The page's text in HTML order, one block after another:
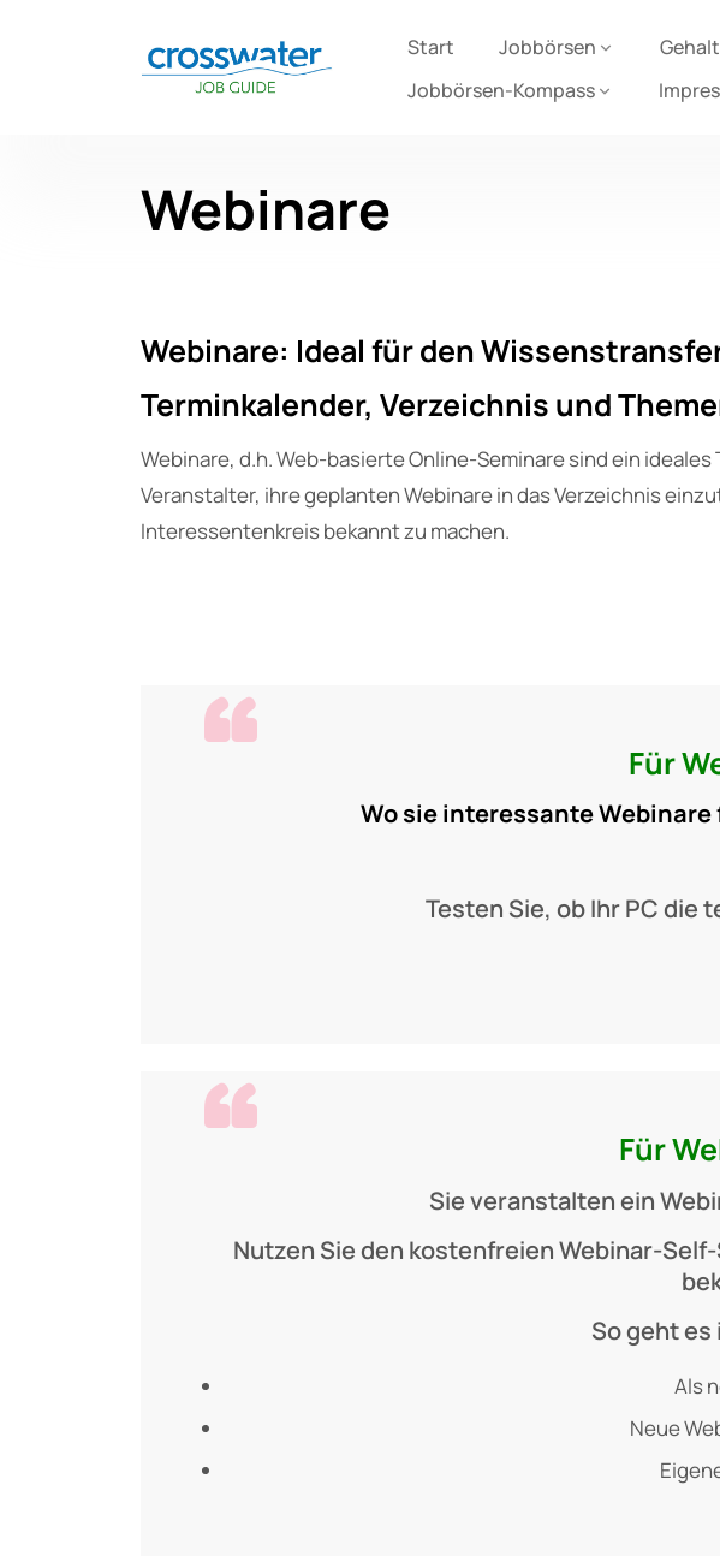
Start Jobbörsen
Jobbörsen-Kompass
Webinare
Webinare: Ideal für den
Terminkalender, Verzeichnis und
Webinare, d.h. Web-basierte Online-Seminare sind ein
Veranstalter, ihre geplanten Webinare in das Verzeichnis
Interessentenkreis bekannt zu machen.
Für
Wo sie interessante
Testen Sie, ob Ihr PC
Für
Sie veranstalten ein
Nutzen Sie den kostenfreien Webinar-
So geht
Als
Neue